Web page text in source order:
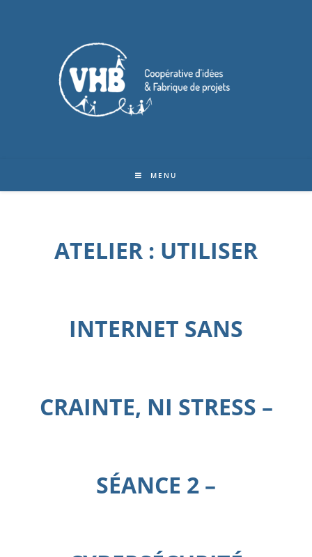
MENU
ATELIER : UTILISER
INTERNET SANS
CRAINTE, NI STRESS –
SÉANCE 2 –